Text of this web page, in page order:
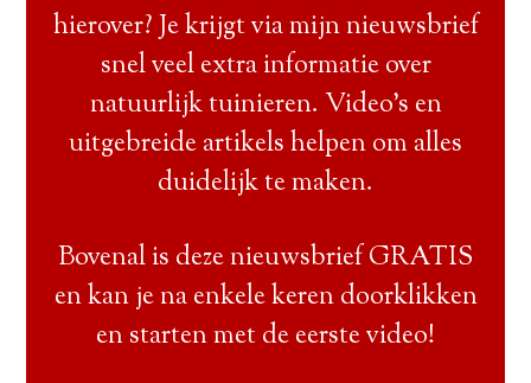
hierover? Je krijgt via mijn nieuwsbrief
snel veel extra informatie over
natuurlijk tuinieren. Video’s en
uitgebreide artikels helpen om alles
duidelijk te maken.
Bovenal is deze nieuwsbrief GRATIS
en kan je na enkele keren doorklikken
en starten met de eerste video!